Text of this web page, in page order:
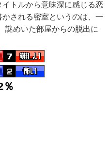
イトルから意味深に感じる恋
かされる密室というのは、一
めいた部屋からの脱出に
％